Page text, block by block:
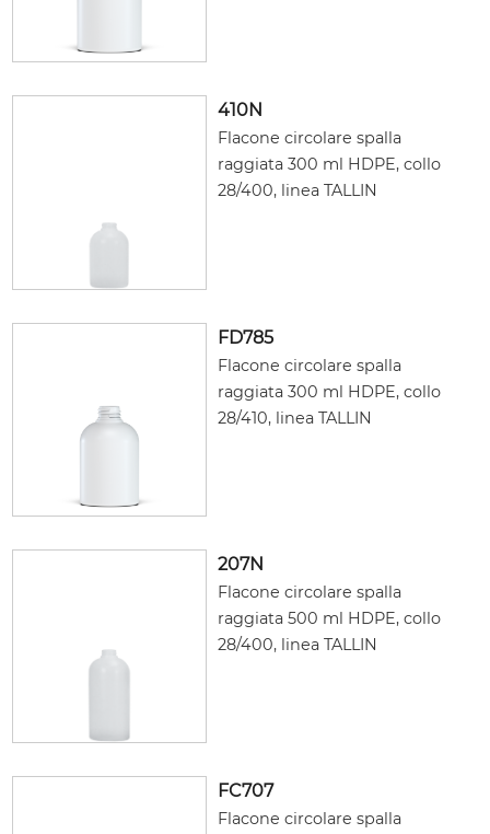
410N
Flacone circolare spalla
raggiata 300 ml HDPE, collo
28/400, linea TALLIN
FD785
Flacone circolare spalla
raggiata 300 ml HDPE, collo
28/410, linea TALLIN
207N
Flacone circolare spalla
raggiata 500 ml HDPE, collo
28/400, linea TALLIN
FC707
Flacone circolare spalla